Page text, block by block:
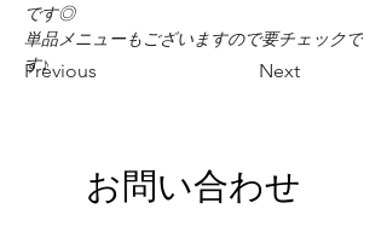
Previous Next
です◎
単品メニューもございますので要チェックで
す♪
お問い合わせ